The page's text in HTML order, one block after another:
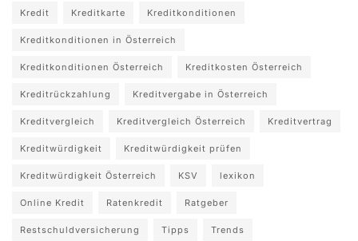
Kredit Kreditkarte Kreditkonditionen
Kreditkonditionen in Österreich
Kreditkonditionen Österreich Kreditkosten Österreich
Kreditrückzahlung Kreditvergabe in Österreich
Kreditvergleich Kreditvergleich Österreich Kreditvertrag
Kreditwürdigkeit Kreditwürdigkeit prüfen
Kreditwürdigkeit Österreich KSV lexikon
Online Kredit Ratenkredit Ratgeber
Restschuldversicherung Tipps Trends